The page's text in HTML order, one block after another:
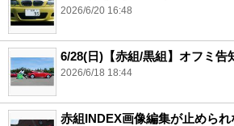
2026/6/20 16:48
6/28(日)【赤組/黒組】オフミ告
2026/6/18 18:44
赤組INDEX画像編集が止められ